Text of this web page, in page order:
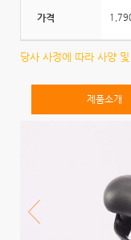
가격
당사 사정에 따라 사양
제품소개